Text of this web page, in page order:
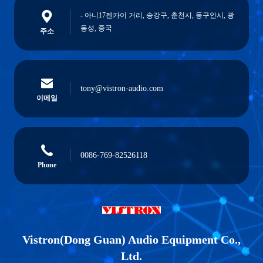
주소
- 아니17젠카이 거리, 송강구, 춘천시, 둥구안시, 광
동성, 중국
이메일
tony@vistron-audio.com
Phone
0086-769-82526118
Vistron(Dong Guan) Audio Equipment Co.,
Ltd.